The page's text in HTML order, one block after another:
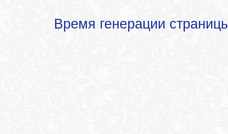
Время генерации